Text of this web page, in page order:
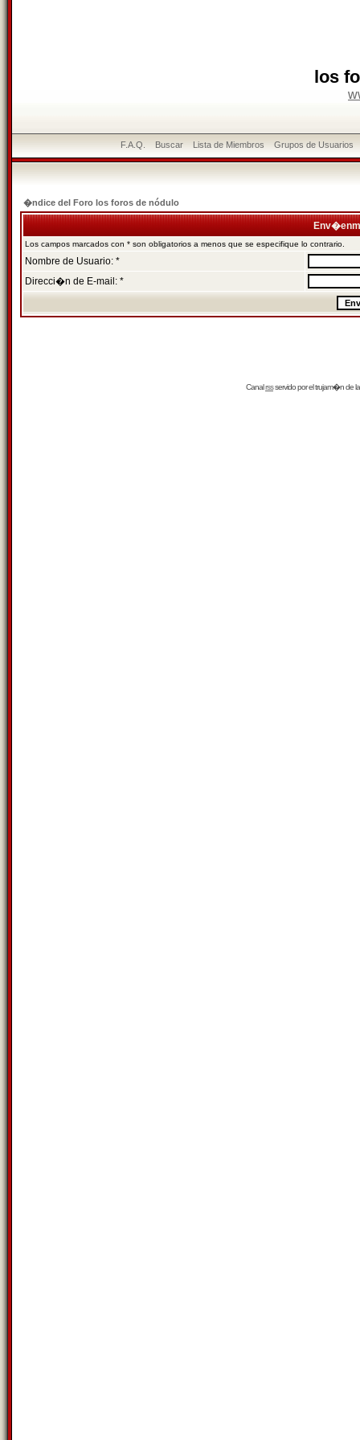
los
F.A.Q. Buscar Lista de Miembros Grupos de Usuarios
�ndice del Foro los foros de nódulo
Los campos marcados con * son obligatorios a menos que se especifique lo contrario.
Nombre de Usuario: *
Direcci�n de E-mail: *
Canalrssservido por eltrujam�nde